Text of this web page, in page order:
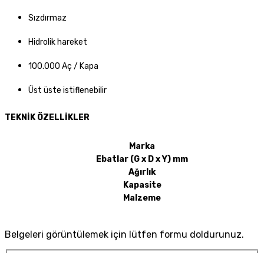
Sızdırmaz
Hidrolik hareket
100.000 Aç / Kapa
Üst üste istiflenebilir
TEKNİK ÖZELLİ KLER
Marka
Ebatlar (G x D x Y) mm
Ağırlık
Kapasite
Malzeme
Belgeleri görüntülemek için lütfen formu doldurunuz.